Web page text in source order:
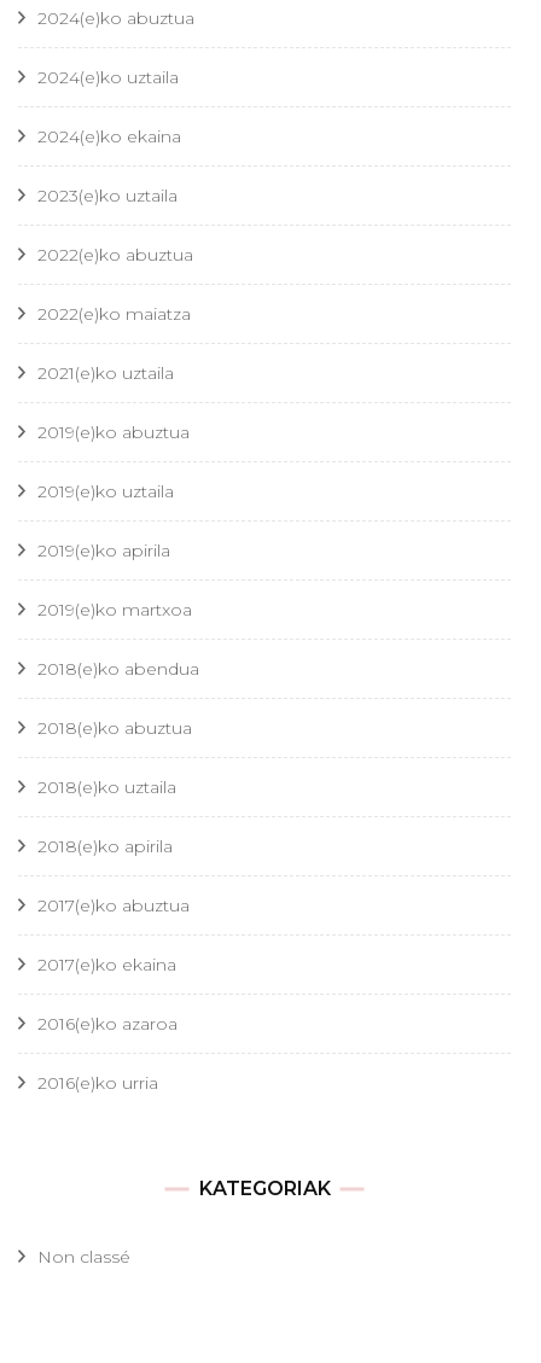
2024(e)ko abuztua
2024(e)ko uztaila
2024(e)ko ekaina
2023(e)ko uztaila
2022(e)ko abuztua
2022(e)ko maiatza
2021(e)ko uztaila
2019(e)ko abuztua
2019(e)ko uztaila
2019(e)ko apirila
2019(e)ko martxoa
2018(e)ko abendua
2018(e)ko abuztua
2018(e)ko uztaila
2018(e)ko apirila
2017(e)ko abuztua
2017(e)ko ekaina
2016(e)ko azaroa
2016(e)ko urria
KATEGORIAK
Non classé